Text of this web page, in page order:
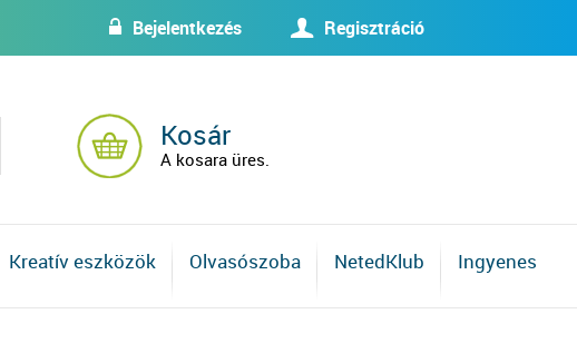
w Bejelentkezés U Regisztráció
Kosár
A kosara üres.
Kreatív eszközök Olvasószoba NetedKlub Ingyenes